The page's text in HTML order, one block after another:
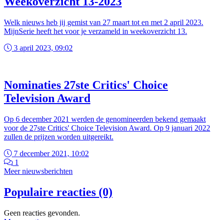
Welk nieuws heb jij gemist van 27 maart tot en met 2 april 2023.
MijnSerie heeft het voor je verzameld in weekoverzicht 13.
3 april 2023, 09:02
Nominaties 27ste Critics' Choice
Television Award
Op 6 december 2021 werden de genomineerden bekend gemaakt
voor de 27ste Critics' Choice Television Award. Op 9 januari 2022
zullen de prijzen worden uitgereikt.
7 december 2021, 10:02
1
Meer nieuwsberichten
Populaire reacties (0)
Geen reacties gevonden.